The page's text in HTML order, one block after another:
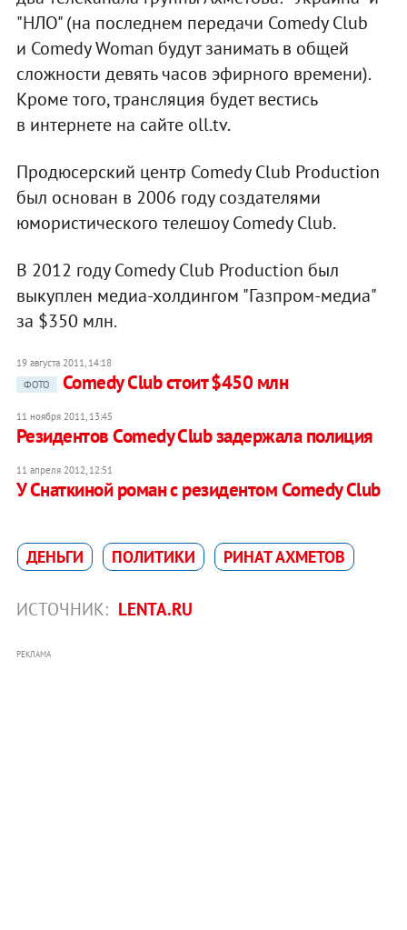
"НЛО" (на последнем передачи Comedy Club
и Comedy Woman будут занимать в общей
сложности девять часов эфирного времени).
Кроме того, трансляция будет вестись
в интернете на сайте oll.tv.
Продюсерский центр Comedy Club Production
был основан в 2006 году создателями
юмористического телешоу Comedy Club.
В 2012 году Comedy Club Production был
выкуплен медиа-холдингом "Газпром-медиа"
за $350 млн.
19 августа 2011, 14:18
ФОТО
Comedy Club стоит $450 млн
11 ноября 2011, 13:45
Резидентов Comedy Club задержала полиция
11 апреля 2012, 12:51
У Снаткиной роман с резидентом Comedy Club
ДЕНЬГИ ПОЛИТИКИ РИНАТ АХМЕТОВ
ИСТОЧНИК: LENTA.RU
РЕКЛАМА